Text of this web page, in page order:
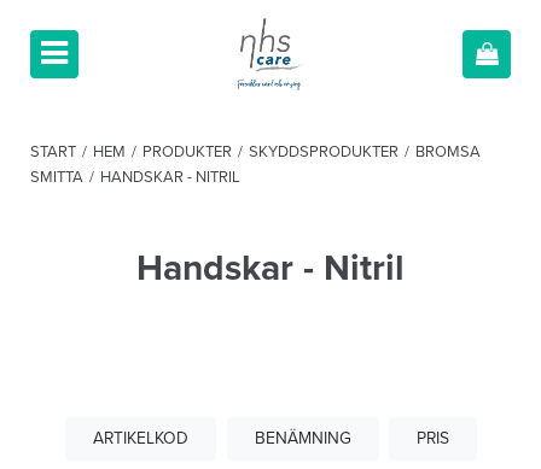
START / HEM / PRODUKTER / SKYDDSPRODUKTER / BROMSA
SMITTA / HANDSKAR - NITRIL
Handskar - Nitril
ARTIKELKOD BENÄMNING PRIS